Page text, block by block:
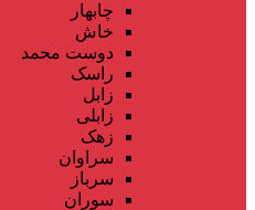
چابهار
خاش
دوست محمد
راسک
زابل
زابلی
زهک
سراوان
سرباز
سوران